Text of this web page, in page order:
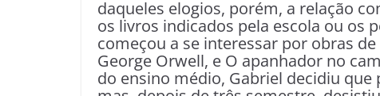
daqueles elogios, porém, a relação
os livros indicados pela escola ou os
começou a se interessar por obras
George Orwell, e O apanhador no
do ensino médio, Gabriel decidiu